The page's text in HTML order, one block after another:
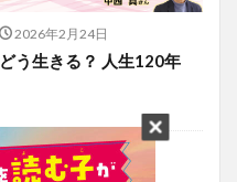
2026年2月24日
どう生きる？ 人生120年